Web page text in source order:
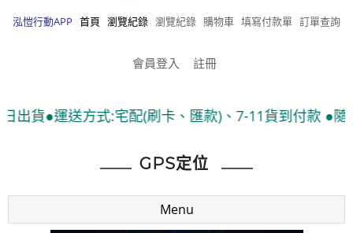
泓愷行動APP 首頁 瀏覽紀錄 瀏覽紀錄 購物車 填寫付款單 訂單查詢
會員登入 註冊
配(刷卡、匯款)、7-11貨到付款 ●隨貨附發票
GPS定位
Menu